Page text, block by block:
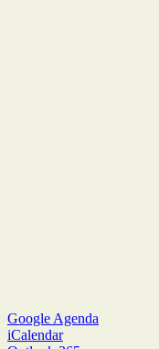
Google Agenda
iCalendar